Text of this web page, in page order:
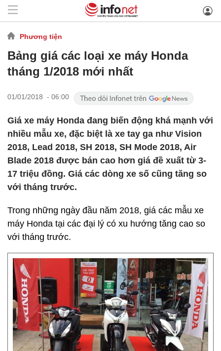
Phương tiện
Bảng giá các loại xe máy Honda
tháng 1/2018 mới nhất
01/01/2018 - 06:00
Giá xe máy Honda đang biến động khá mạnh với
nhiều mẫu xe, đặc biệt là xe tay ga như Vision
2018, Lead 2018, SH 2018, SH Mode 2018, Air
Blade 2018 được bán cao hơn giá đề xuất từ 3-
17 triệu đồng. Giá các dòng xe số cũng tăng so
với tháng trước.
Trong những ngày đầu năm 2018, giá các mẫu xe
máy Honda tại các đại lý có xu hướng tăng cao so
với tháng trước.